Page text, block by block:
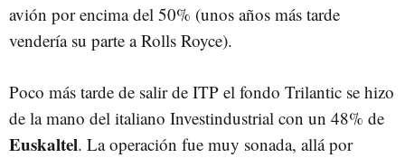
avión por encima del 50% (unos años más tarde
vendería su parte a Rolls Royce).
Poco más tarde de salir de ITP el fondo Trilantic se hizo
de la mano del italiano Investindustrial con un 48% de
Euskaltel. La operación fue muy sonada, allá por